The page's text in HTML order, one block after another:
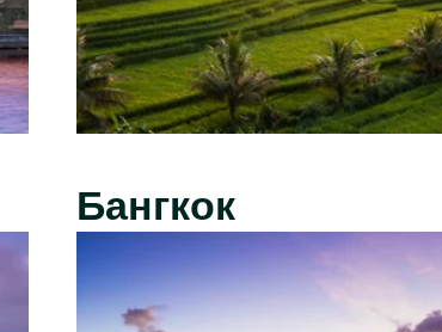
Бангкок